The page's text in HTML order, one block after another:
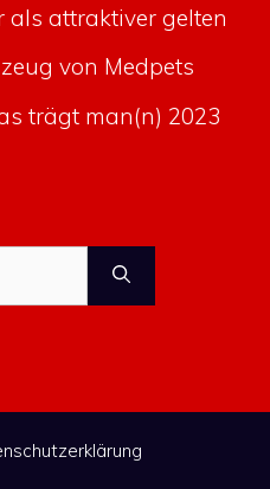
attraktiver gelten
von Medpets
trägt man(n) 2023